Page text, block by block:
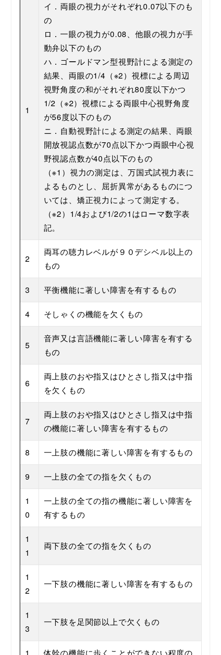
1
イ．両眼の視力がそれぞれ0.07以下のも
の
ロ．一眼の視力が0.08、他眼の視力が手
動弁以下のもの
ハ．ゴールドマン型視野計による測定の
結果、両眼の1/4（※2）視標による周辺
視野角度の和がそれぞれ80度以下かつ
1/2（※2）視標による両眼中心視野角度
が56度以下のもの
ニ．自動視野計による測定の結果、両眼
開放視認点数が70点以下かつ両眼中心視
野視認点数が40点以下のもの
（※1）視力の測定は、万国式試視力表に
よるものとし、屈折異常があるものにつ
いては、矯正視力によって測定する。
（※2）1/4および1/2の1はローマ数字表
記。
2
両耳の聴力レベルが９０デシベル以上の
もの
3 平衡機能に著しい障害を有するもの
4 そしゃくの機能を欠くもの
5
音声又は言語機能に著しい障害を有する
もの
6
両上肢のおや指又はひとさし指又は中指
を欠くもの
7
両上肢のおや指又はひとさし指又は中指
の機能に著しい障害を有するもの
8 一上肢の機能に著しい障害を有するもの
9 一上肢の全ての指を欠くもの
1
0
一上肢の全ての指の機能に著しい障害を
有するもの
1
1
両下肢の全ての指を欠くもの
1
2
一下肢の機能に著しい障害を有するもの
1
3
一下肢を足関節以上で欠くもの